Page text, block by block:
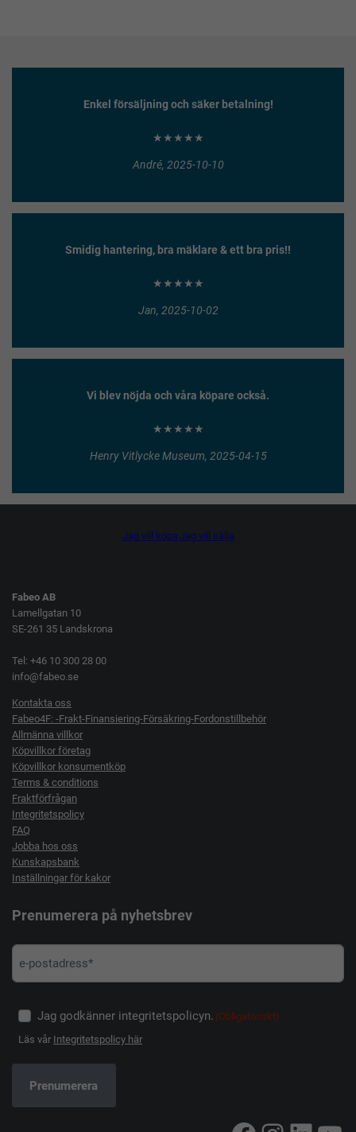
Enkel försäljning och säker betalning!
★★★★★
André, 2025-10-10
Smidig hantering, bra mäklare & ett bra pris!!
★★★★★
Jan, 2025-10-02
Vi blev nöjda och våra köpare också.
★★★★★
Henry Vitlycke Museum, 2025-04-15
Jag vill köpa Jag vill sälja
Fabeo AB
Lamellgatan 10
SE-261 35 Landskrona
Tel: +46 10 300 28 00
info@fabeo.se
Kontakta oss
Fabeo4F: -Frakt-Finansiering-Försäkring-Fordonstillbehör
Allmänna villkor
Köpvillkor företag
Köpvillkor konsumentköp
Terms & conditions
Fraktförfrågan
Integritetspolicy
FAQ
Jobba hos oss
Kunskapsbank
Inställningar för kakor
Prenumerera på nyhetsbrev
Jag godkänner integritetspolicyn. (Obligatoriskt)
Läs vår Integritetspolicy här